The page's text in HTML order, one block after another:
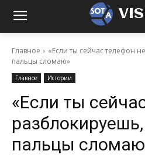
Главное
«Если ты сейчас телефон
пальцы сломаю»
Главное Истории
«Если ты
пальцы